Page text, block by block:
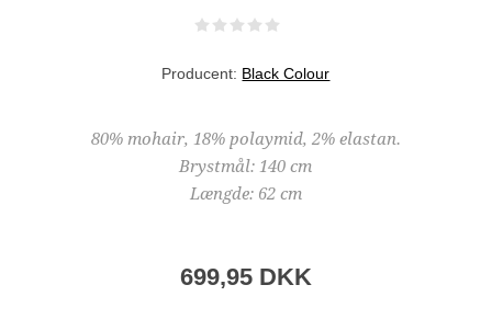
Producent: Black Colour
80% mohair, 18% polaymid, 2% elastan.
Brystmål: 140 cm
Længde: 62 cm
699,95 DKK